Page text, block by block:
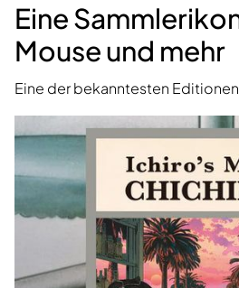
Eine
Mouse und mehr
Eine der bekanntesten